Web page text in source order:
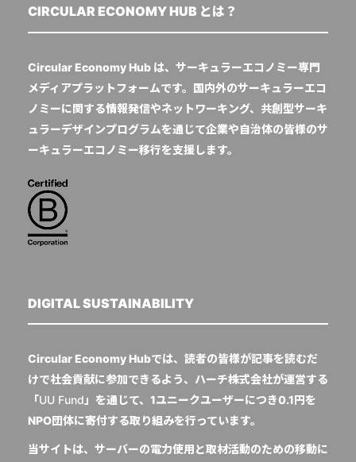
CIRCULAR ECONOMY HUB とは？
Circular Economy Hub は、サーキュラーエコノミー専門
メディアプラットフォームです。国内外のサーキュラーエコ
ノミーに関する情報発信やネットワーキング、共創型サーキ
ュラーデザインプログラムを通じて企業や自治体の皆様のサ
ーキュラーエコノミー移行を支援します。
DIGITAL SUSTAINABILITY
Circular Economy Hubでは、読者の皆様が記事を読むだ
けで社会貢献に参加できるよう、ハーチ株式会社が運営する
「UU Fund 」を通じて、1ユニークユーザーにつき0.1円を
NPO団体に寄付する取り組みを行っています。
当サイトは、サーバーの電力使用と取材活動のための移動に